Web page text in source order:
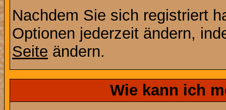
Nachdem Sie sich registriert
Optionen jederzeit ändern,
Seite ändern.
Wie kann ich